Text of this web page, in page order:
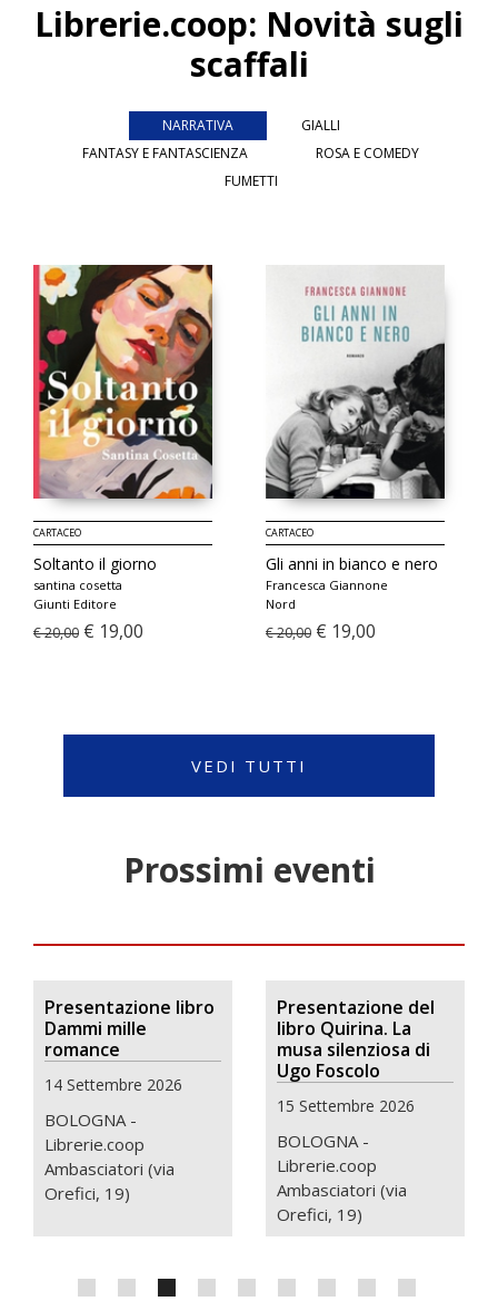
Librerie.coop: Novità sugli
scaffali
NARRATIVA
GIALLI
FANTASY E FANTASCIENZA
ROSA E COMEDY
FUMETTI
CARTACEO
Soltanto il giorno
santina cosetta
Giunti Editore
€ 20,00 € 19,00
CARTACEO
Gli anni in bianco e nero
Francesca Giannone
Nord
€ 20,00 € 19,00
VEDI TUTTI
Prossimi eventi
Presentazione libro
Dammi mille
romance
14 Settembre 2026
BOLOGNA -
Librerie.coop
Ambasciatori (via
Orefici, 19)
Presentazione del
libro Quirina. La
musa silenziosa di
Ugo Foscolo
15 Settembre 2026
BOLOGNA -
Librerie.coop
Ambasciatori (via
Orefici, 19)